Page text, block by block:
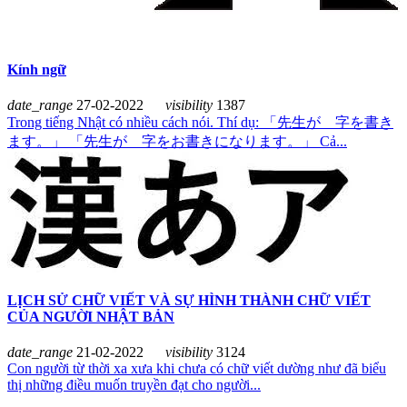
Kính ngữ
date_range 27-02-2022 visibility 1387
Trong tiếng Nhật có nhiều cách nói. Thí dụ: 「先生が 字を書き
ます。」 「先生が 字をお書きになります。」 Cả...
LỊCH SỬ CHỮ VIẾT VÀ SỰ HÌNH THÀNH CHỮ VIẾT
CỦA NGƯỜI NHẬT BẢN
date_range 21-02-2022 visibility 3124
Con người từ thời xa xưa khi chưa có chữ viết dường như đã biểu
thị những điều muốn truyền đạt cho người...